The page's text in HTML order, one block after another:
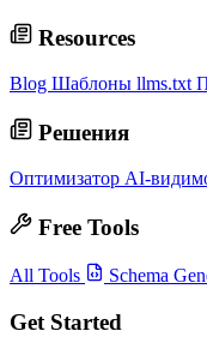
Resources
Blog Шаблоны llms.txt
Решения
Оптимизатор AI-
Free Tools
All Tools Schema
Get Started